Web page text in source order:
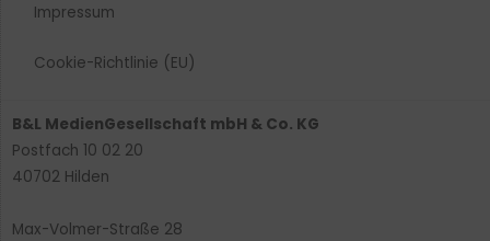
Impressum
Cookie-Richtlinie (EU)
B&L MedienGesellschaft mbH & Co. KG
Postfach 10 02 20
40702 Hilden
Max-Volmer-Straße 28